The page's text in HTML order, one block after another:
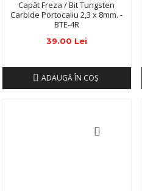
Capăt Freza / Bit Tungsten
Carbide Portocaliu 2,3 x 8mm. -
BTE-4R
39.00 Lei
ADAUGĂ ÎN COŞ